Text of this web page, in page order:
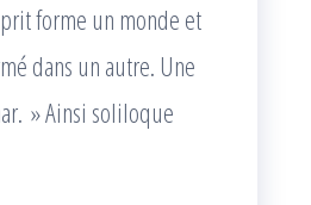
forme un monde et
dans un autre. Une
» Ainsi soliloque